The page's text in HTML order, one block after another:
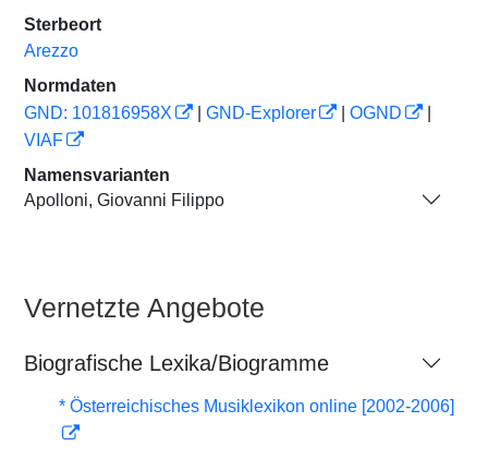
Sterbeort
Arezzo
Normdaten
GND: 101816958X
GND-Explorer OGND
VIAF
Namensvarianten
Apolloni, Giovanni Filippo
Vernetzte Angebote
Biografische Lexika/Biogramme
* Österreichisches Musiklexikon online [2002-2006]